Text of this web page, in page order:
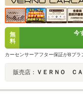
無
料
今
カーセンサーアフター保証がBプラ
販売店： ＶＥＲＮＯ ＣＡ